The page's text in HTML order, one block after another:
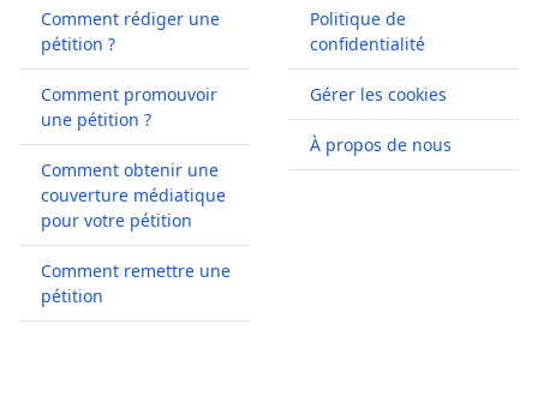
Comment rédiger une
pétition ?
Comment promouvoir
une pétition ?
Comment obtenir une
couverture médiatique
pour votre pétition
Comment remettre une
pétition
Politique de
confidentialité
Gérer les cookies
À propos de nous